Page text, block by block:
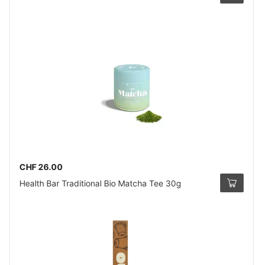
CHF 26.00
Health Bar Traditional Bio Matcha Tee 30g